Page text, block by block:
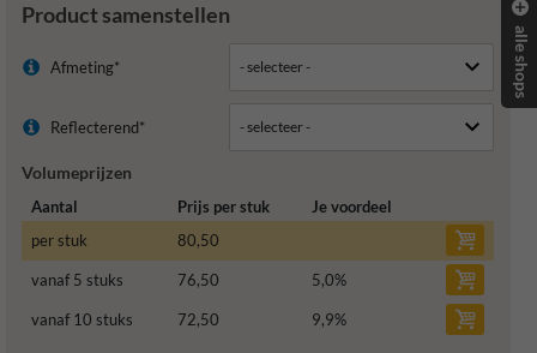
Product samenstellen
Afmeting*
Reflecterend*
Volumeprijzen
Aantal Prijs per stuk
Je voordeel
per stuk
80,50
vanaf 5 stuks 76,50 5,0%
vanaf 10 stuks 72,50 9,9%
alle shops